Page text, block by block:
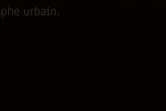
urbain.